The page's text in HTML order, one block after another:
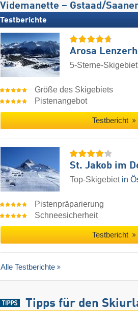
Videmanette – Gstaad/​
Testberichte
Arosa
5-Sterne-Skigebiet
Größe des Skigebiets
Pistenangebot
Testbericht
St. Jakob im
Top-Skigebiet in
Pistenpräparierung
Schneesicherheit
Testbericht
Alle Testberichte
Tipps für den